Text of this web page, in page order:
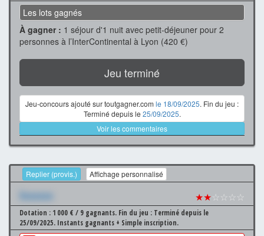
Les lots gagnés
À gagner : 1 séjour d'1 nuit avec petit-déjeuner pour 2
personnes à l’InterContinental à Lyon (420 €)
Jeu terminé
Jeu-concours ajouté sur toutgagner.com le 18/09/2025. Fin du jeu :
Terminé depuis le 25/09/2025.
Voir les commentaires
Replier (provis.) Affichage personnalisé
Xxxxxxx ★★☆☆☆☆
Dotation : 1 000 € / 9 gagnants. Fin du jeu : Terminé depuis le
25/09/2025. Instants gagnants + Simple inscription.